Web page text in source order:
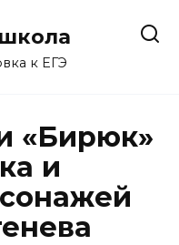
к ЕГЭ
«Бирюк»
и